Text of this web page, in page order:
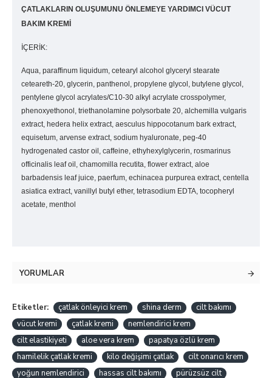
ÇATLAKLARIN OLUŞUMUNU ÖNLEMEYE YARDIMCI VÜCUT
BAKIM KREMİ
İÇERİK:
Aqua, paraffinum liquidum, cetearyl alcohol glyceryl stearate
ceteareth-20, glycerin, panthenol, propylene glycol, butylene glycol,
pentylene glycol acrylates/C10-30 alkyl acrylate crosspolymer,
phenoxyethonol, triethanolamine polysorbate 20, alchemilla vulgaris
extract, hedera helix extract, aesculus hippocotanum bark extract,
equisetum, arvense extract, sodium hyaluronate, peg-40
hydrogenated castor oil, caffeine, ethyhexylglycerin, rosmarinus
officinalis leaf oil, chamomilla recutita, flower extract, aloe
barbadensis leaf juice, paerfum, echinacea purpurea extract, centella
asiatica extract, vanillyl butyl ether, tetrasodium EDTA, tocopheryl
acetate, menthol
YORUMLAR
Etiketler: çatlak önleyici krem shina derm
cilt bakımı
vücut kremi
çatlak kremi
nemlendirici krem
cilt elastikiyeti
aloe vera krem
papatya özlü krem
hamilelik çatlak kremi
kilo değişimi çatlak
cilt onarıcı krem
yoğun nemlendirici
hassas cilt bakımı pürüzsüz cilt